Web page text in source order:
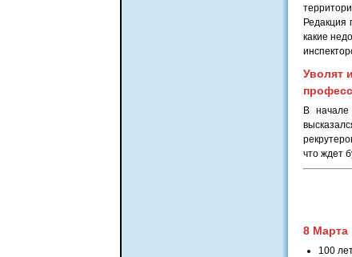
Редакция
какие
Уволят
В начале
что ждет
8 Марта
100